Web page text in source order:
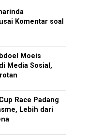
Komentar soal
Moeis
Media Sosial,
Race Padang
Lebih dari